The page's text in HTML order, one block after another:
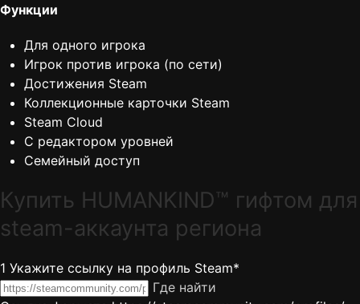
Функции
Для одного игрока
Игрок против игрока (по сети)
Достижения Steam
Коллекционные карточки Steam
Steam Cloud
С редактором уровней
Семейный доступ
Купить HUMANKIND™ гифтом для
steam-аккаунта региона
1 Укажите ссылку на профиль Steam*
Где найти